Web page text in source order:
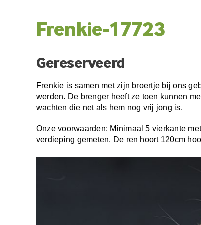
Frenkie-17723
Gereserveerd
Frenkie is samen met zijn broertje bij ons
werden. De brenger heeft ze toen kunnen
wachten die net als hem nog vrij jong is.
Onze voorwaarden: Minimaal 5 vierkante
verdieping gemeten. De ren hoort 120cm